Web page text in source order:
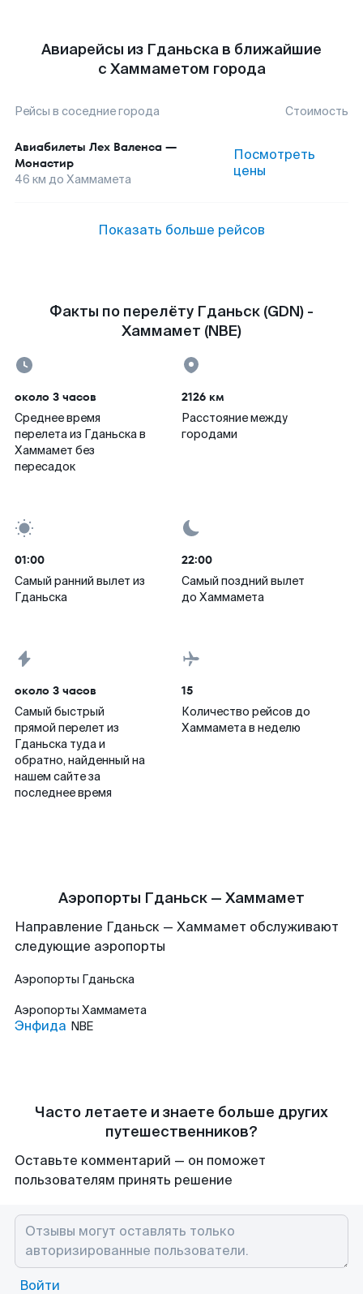
Авиарейсы из Гданьска в ближайшие
с Хаммаметом города
Рейсы в соседние города Стоимость
Авиабилеты Лех Валенса —
Монастир
46 км до Хаммамета
Посмотреть
цены
Показать больше рейсов
Факты по перелёту Гданьск (GDN) -
Хаммамет (NBE)
около 3 часов
Среднее время
перелета из Гданьска в
Хаммамет без
пересадок
2126 км
Расстояние между
городами
01:00
Самый ранний вылет из
Гданьска
22:00
Самый поздний вылет
до Хаммамета
около 3 часов
Самый быстрый
прямой перелет из
Гданьска туда и
обратно, найденный на
нашем сайте за
последнее время
15
Количество рейсов до
Хаммамета в неделю
Аэропорты Гданьск — Хаммамет
Направление Гданьск — Хаммамет обслуживают
следующие аэропорты
Аэропорты Гданьска
Аэропорты Хаммамета
Энфида NBE
Часто летаете и знаете больше других
путешественников?
Оставьте комментарий — он поможет
пользователям принять решение
Войти